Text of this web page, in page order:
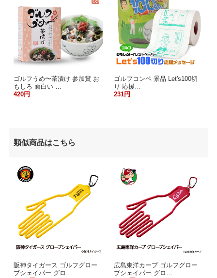
ゴルフうめ〜茶漬け 参加賞 お
もしろ 面白い …
420円
ゴルフコンペ 景品 Let's100切
り 応援…
231円
類似商品はこちら
阪神タイガース ゴルフグロー
ブシェイパー グロ…
広島東洋カープ ゴルフグロー
ブシェイパー グロ…